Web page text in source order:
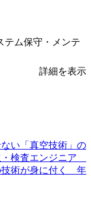
テム保守・メンテ
詳細を表示